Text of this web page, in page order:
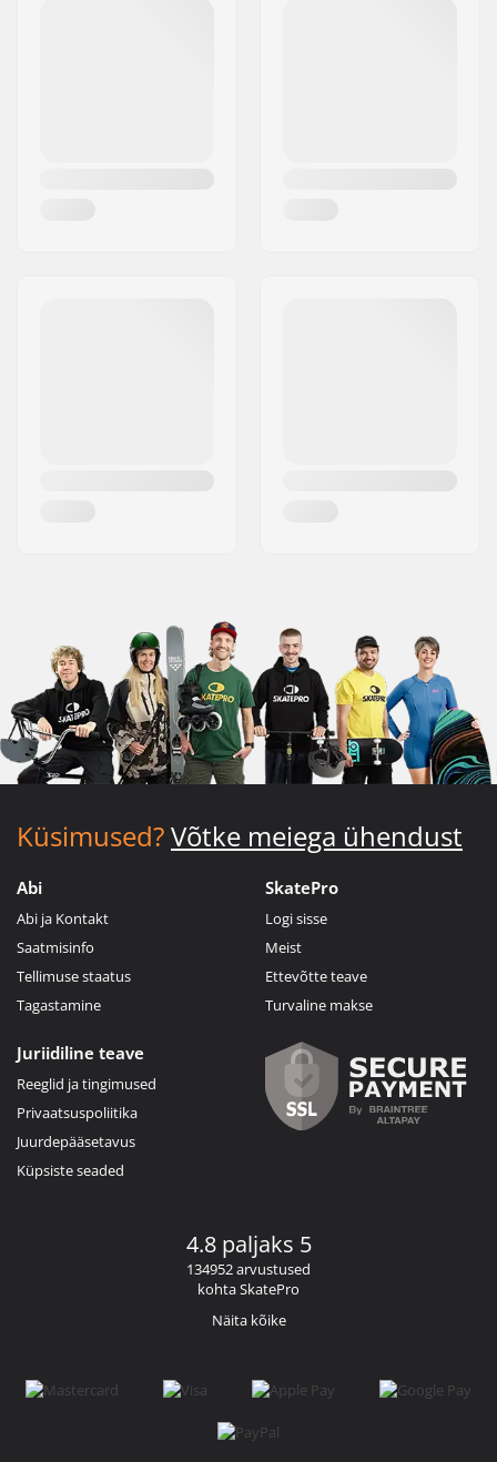
Küsimused?Võtke meiega ühendust
Abi
Abi ja Kontakt
Saatmisinfo
Tellimuse staatus
Tagastamine
SkatePro
Logi sisse
Meist
Ettevõtte teave
Turvaline makse
Juriidiline teave
Reeglid ja tingimused
Privaatsuspoliitika
Juurdepääsetavus
Küpsiste seaded
4.8 paljaks 5
134952 arvustused
kohta SkatePro
Näita kõike